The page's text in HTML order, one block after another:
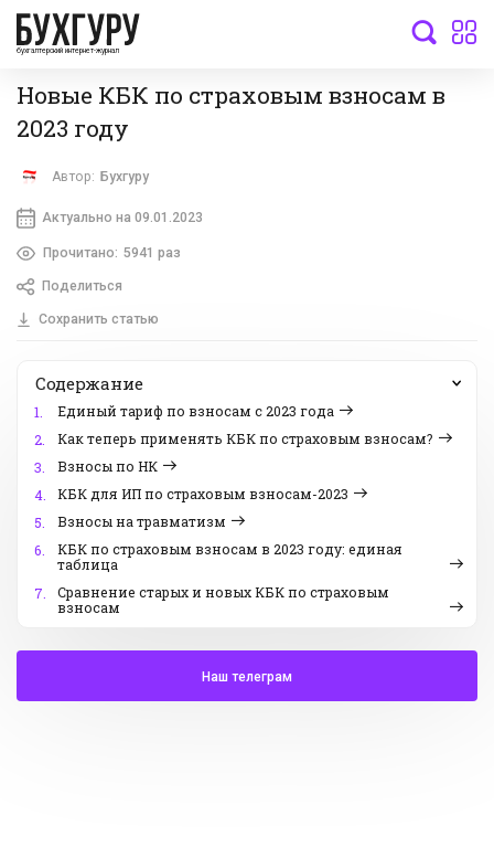
бухгалтерский интернет-журнал
Новые КБК по страховым взносам в
2023 году
Автор: Бухгуру
Актуально на 09.01.2023
Прочитано: 5941 раз
Поделиться
Сохранить статью
Содержание
1.
Единый тариф по взносам с 2023 года
2.
Как теперь применять КБК по страховым взносам?
3.
Взносы по НК
4.
КБК для ИП по страховым взносам-2023
5.
Взносы на травматизм
6.
КБК по страховым взносам в 2023 году: единая
таблица
7.
Сравнение старых и новых КБК по страховым
взносам
Наш телеграм